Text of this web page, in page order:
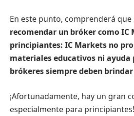
En este punto, comprenderá que
recomendar un bróker como IC
principiantes: IC Markets no
materiales educativos ni ayuda
brókeres siempre deben
¡Afortunadamente, hay un gran
especialmente para